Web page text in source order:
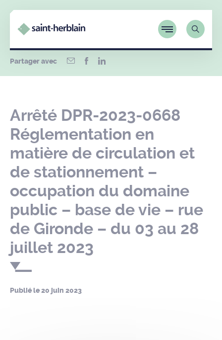
Partager avec
Arrêté DPR-2023-0668
Réglementation en
matière de circulation et
de stationnement –
occupation du domaine
public – base de vie – rue
de Gironde – du 03 au 28
juillet 2023
Publié le20 juin 2023